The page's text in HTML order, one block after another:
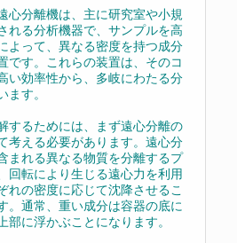
心分離機は、主に研究室や小規
れる分析機器で、サンプルを高
よって、異なる密度を持つ成分
です。これらの装置は、そのコ
い効率性から、多岐にわたる分
す。
するためには、まず遠心分離の
考える必要があります。遠心分
まれる異なる物質を分離するプ
回転により生じる遠心力を利用
れの密度に応じて沈降させるこ
。通常、重い成分は容器の底に
に浮かぶことになります。